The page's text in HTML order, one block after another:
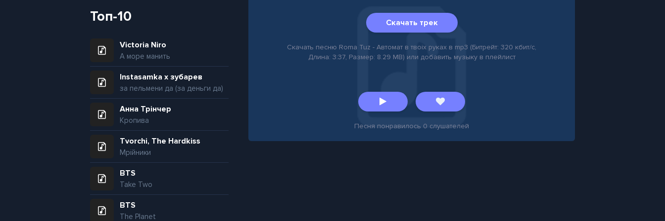
Топ-10
Victoria Niro
А море манить
Instasamka x зубарев
за пельмени да (за деньги да)
Анна Трінчер
Кропива
Tvorchi, The Hardkiss
Мрійники
BTS
Take Two
BTS
The Planet
Скачать трек
Скачать песню Roma Tuz - Автомат в твоiх руках в mp3 (Битрейт: 320 кбит/с,
Длина: 3:37, Размер: 8.29 MB) или добавить музыку в плейлист
Песня понравилось 0 слушателей